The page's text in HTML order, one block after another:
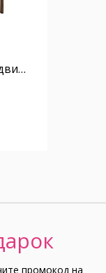
Письменный стол с выдвижным ящиком CP1806/7043
промокод на